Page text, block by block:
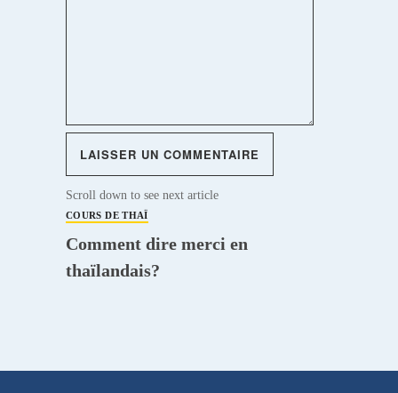
Scroll down to see next article
COURS DE THAÏ
Comment dire merci en
thaïlandais?